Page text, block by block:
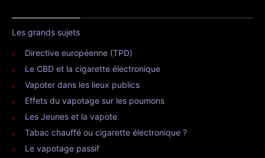
Les grands sujets
Directive européenne (TPD)
Le CBD et la cigarette électronique
Vapoter dans les lieux publics
Effets du vapotage sur les poumons
Les Jeunes et la vapote
Tabac chauffé ou cigarette électronique ?
Le vapotage passif